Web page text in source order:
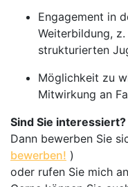
Engagement in
Weiterbildung, z.
strukturierten
Möglichkeit zu
Mitwirkung an
Sind Sie interessiert?
Dann bewerben Sie
bewerben! )
oder rufen Sie mich